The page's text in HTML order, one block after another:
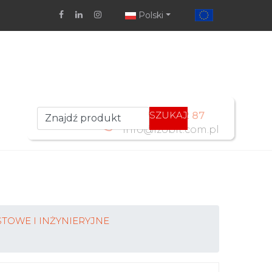
Polski
+48 77 461 52 87
info@izobit.com.pl
I INŻYNIERYJNE
SZUKAJ